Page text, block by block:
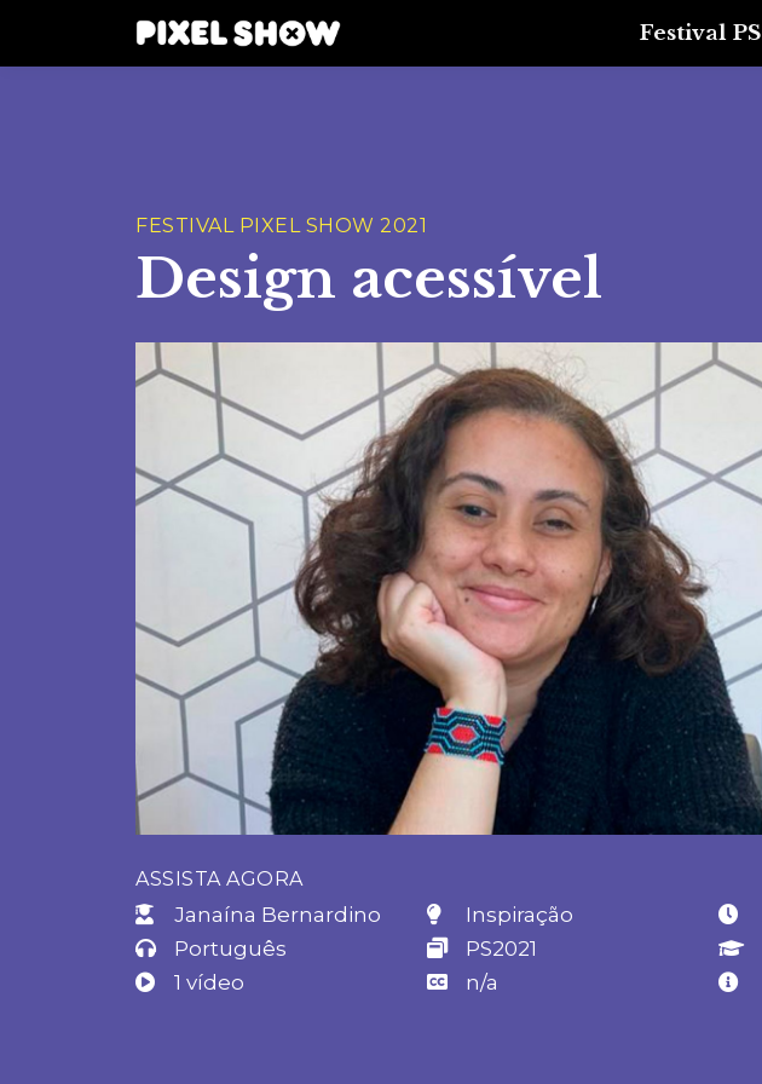
Festival PS
FESTIVAL PIXEL SHOW 2021
Design acessível
ASSISTA AGORA
Janaína Bernardino Inspiração
Português
PS2021
1 vídeo
n/a